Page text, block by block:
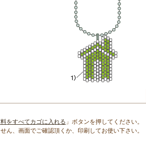
をすべてカゴに入れる 」ボタンを押してください。
ん、画面でご確認頂くか、印刷してお使い下さい。